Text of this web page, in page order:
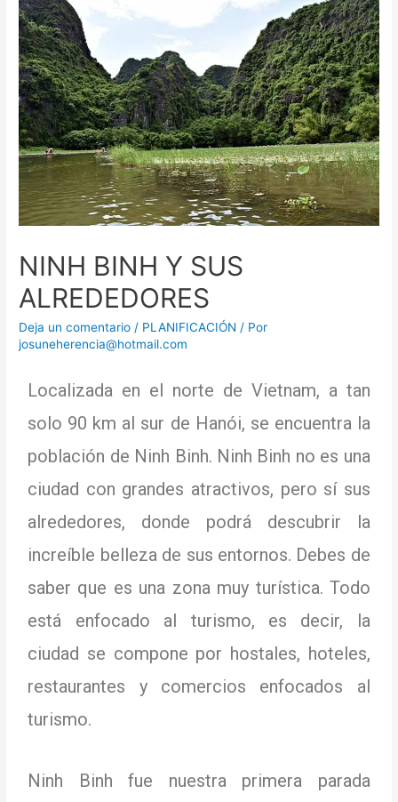
NINH BINH Y SUS
ALREDEDORES
Deja un comentario / PLANIFICACIÓN / Por
josuneherencia@hotmail.com
Localizada en el norte de Vietnam, a tan
solo 90 km al sur de Hanói, se encuentra la
población de Ninh Binh. Ninh Binh no es una
ciudad con grandes atractivos, pero sí sus
alrededores, donde podrá descubrir la
increíble belleza de sus entornos. Debes de
saber que es una zona muy turística. Todo
está enfocado al turismo, es decir, la
ciudad se compone por hostales, hoteles,
restaurantes y comercios enfocados al
turismo.
Ninh Binh fue nuestra primera parada